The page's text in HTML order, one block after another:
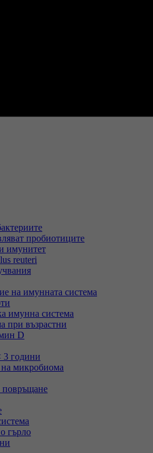
пробиотиците
имунитет
reuteri
на имунната система
имунна система
при възрастни
D
3 години
на микробиома
повръщане
гърло